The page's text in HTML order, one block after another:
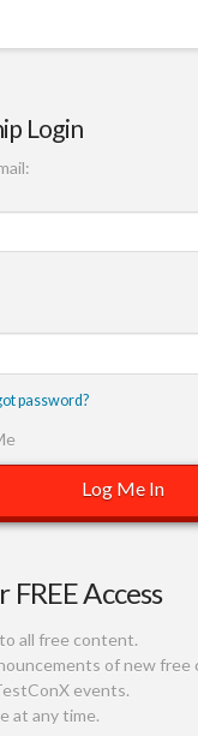
Login
password?
Access
all free content.
of new free
events.
at any time.